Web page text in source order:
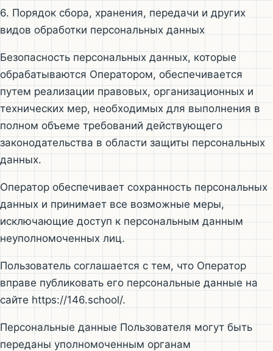
6. Порядок сбора, хранения, передачи и других
видов обработки персональных данных
Безопасность персональных данных, которые
обрабатываются Оператором, обеспечивается
путем реализации правовых, организационных и
технических мер, необходимых для выполнения в
полном объеме требований действующего
законодательства в области защиты персональных
данных.
Оператор обеспечивает сохранность персональных
данных и принимает все возможные меры,
исключающие доступ к персональным данным
неуполномоченных лиц.
Пользователь соглашается с тем, что Оператор
вправе публиковать его персональные данные на
сайте https://146.school/.
Персональные данные Пользователя могут быть
переданы уполномоченным органам